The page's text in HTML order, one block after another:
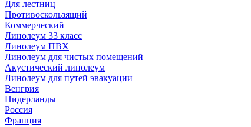
Для лестниц
Противоскользящий
Коммерческий
Линолеум 33 класс
Линолеум ПВХ
Линолеум для чистых помещений
Акустический линолеум
Линолеум для путей эвакуации
Венгрия
Нидерланды
Россия
Франция